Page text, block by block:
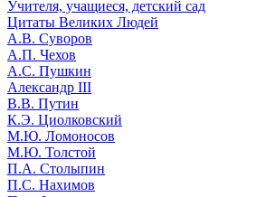
Учителя, учащиеся, детский сад
Цитаты Великих Людей
А.В. Суворов
А.П. Чехов
А.С. Пушкин
Александр III
В.В. Путин
К.Э. Циолковский
М.Ю. Ломоносов
М.Ю. Толстой
П.А. Столыпин
П.С. Нахимов